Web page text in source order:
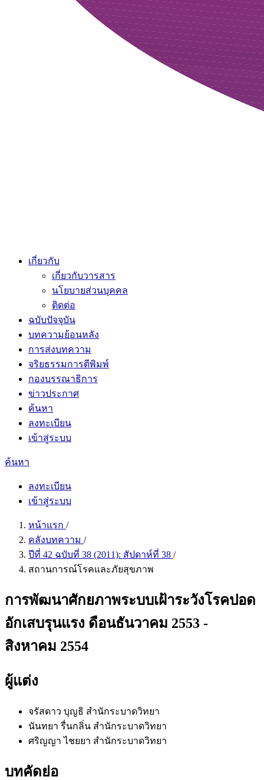
เกี่ยวกับ
เกี่ยวกับวารสาร
นโยบายส่วนบุคคล
ติดต่อ
ฉบับปัจจุบัน
บทความย้อนหลัง
การส่งบทความ
จริยธรรมการตีพิมพ์
กองบรรณาธิการ
ข่าวประกาศ
ค้นหา
ลงทะเบียน
เข้าสู่ระบบ
ค้นหา
ลงทะเบียน
เข้าสู่ระบบ
หน้าแรก /
คลังบทความ /
ปีที่ 42 ฉบับที่ 38 (2011): สัปดาห์ที่ 38 /
สถานการณ์โรคและภัยสุขภาพ
การพัฒนาศักยภาพระบบเฝ้าระวังโรคปอด
อักเสบรุนแรง ดือนธันวาคม 2553 -
สิงหาคม 2554
ผู้แต่ง
จรัสดาว บุญธิ สำนักระบาดวิทยา
นันทยา รื่นกลิ่น สำนักระบาดวิทยา
ศริญญา ไชยยา สำนักระบาดวิทยา
บทคัดย่อ